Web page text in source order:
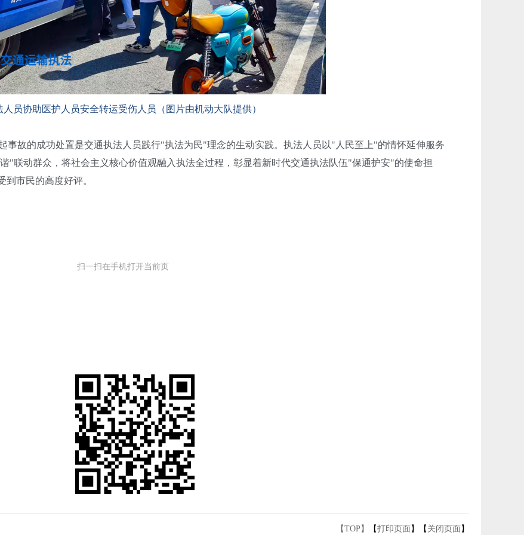
人员协助医护人员安全转运受伤人员（图片由机动大队提供）
故的成功处置是交通执法人员践行"执法为民"理念的生动实践。执法人员以"人民至上"的情怀延伸服务
"联动群众，将社会主义核心价值观融入执法全过程，彰显着新时代交通执法队伍"保通护安"的使命担
到市民的高度好评。
扫一扫在手机打开当前页
【TOP】 【打印页面 】【 关闭页面 】